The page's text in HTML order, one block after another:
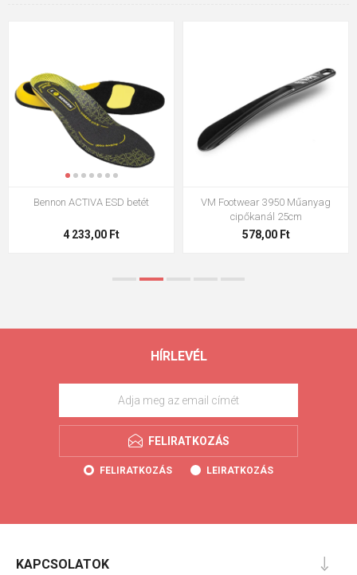
VM Footwear 3950 Műanyag
578,00 Ft
VM Footwear 3009 talpbetét
2 108,00 Ft
HÍRLEVÉL
FELIRATKOZÁS
FELIRATKOZÁS LEIRATKOZÁS
KAPCSOLATOK